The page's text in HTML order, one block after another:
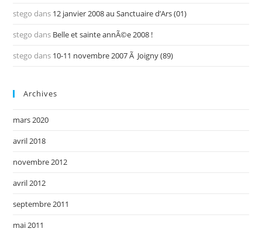
stego dans 12 janvier 2008 au Sanctuaire d’Ars (01)
stego dans Belle et sainte annÃ©e 2008 !
stego dans 10-11 novembre 2007 Ã Joigny (89)
Archives
mars 2020
avril 2018
novembre 2012
avril 2012
septembre 2011
mai 2011